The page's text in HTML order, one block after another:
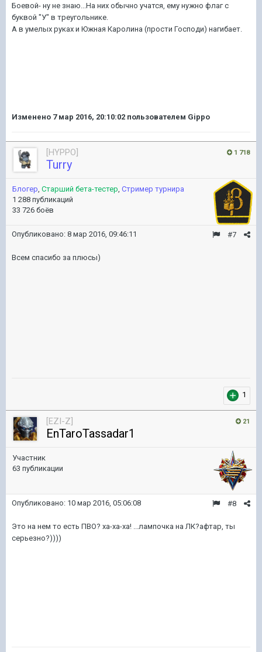
Боевой- ну не знаю...На них обычно учатся, ему нужно флаг с
буквой "У" в треугольнике.
А в умелых руках и Южная Каролина (прости Господи) нагибает.
Изменено 7 мар 2016, 20:10:02 пользователем Gippo
1 718
[HYPPO]
Turry
Блогер, Старший бета-тестер, Стример турнира
1 288 публикаций
33 726 боёв
#7
Опубликовано: 8 мар 2016, 09:46:11
Всем спасибо за плюсы)
1
21
[EZI-Z]
EnTaroTassadar1
Участник
63 публикации
#8
Опубликовано: 10 мар 2016, 05:06:08
Это на нем то есть ПВО? ха-ха-ха! ...лампочка на ЛК?афтар, ты
серьезно?))))